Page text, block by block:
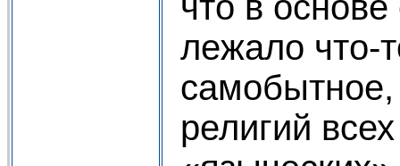
лежало что-
самобытное,
религий